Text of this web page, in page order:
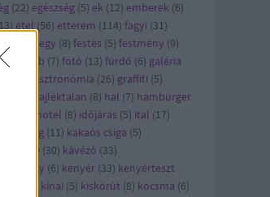
(22) egészség (5) ek (12) emberek (6)
13) étel (56) étterem (114) fagyi (31)
ferihegy (8) festés (5) festmény (9)
(7) fotó (13) fürdő (6) galéria
gasztronómia (26) graffiti (5)
hajléktalan (8) hal (7) hamburger
hotel (8) időjárás (5) ital (17)
(11) kakaós csiga (5)
kávé (30) kávézó (33)
kazinczy (6) kenyér (33) kenyérteszt
kínai (5) kiskörút (8) kocsma (6)